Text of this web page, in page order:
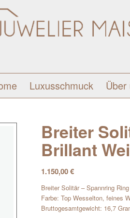
Luxusschmuck Über
Breiter
Brillant
1.150,00€
Breiter Solitär – Spannring
Farbe: Top Wesselton, feines
Bruttogesamtgewicht: 16,7